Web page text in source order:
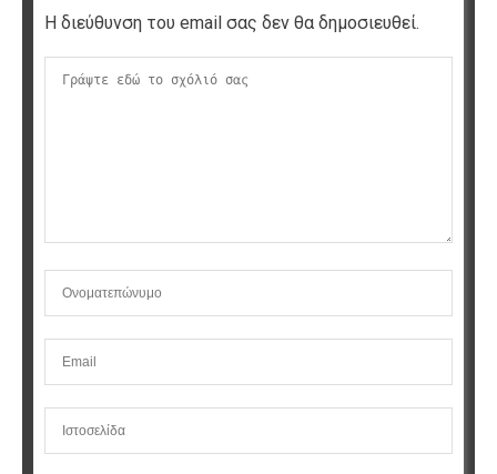
Η διεύθυνση του email σας δεν θα δημοσιευθεί.